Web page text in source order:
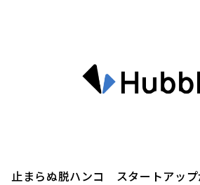
止まらぬ脱ハンコ スタートアップ